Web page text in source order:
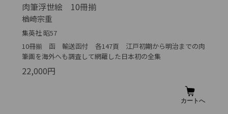
肉筆浮世絵 10冊揃
楢崎宗重
集英社 昭57
10冊揃 函 輸送函付 各147頁 江戸初期から明治までの肉
筆画を海外へも調査して網羅した日本初の全集
22,000円